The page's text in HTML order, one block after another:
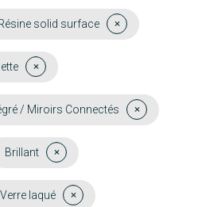
solid surface
/ Miroirs Connectés
Brillant
Verre laqué